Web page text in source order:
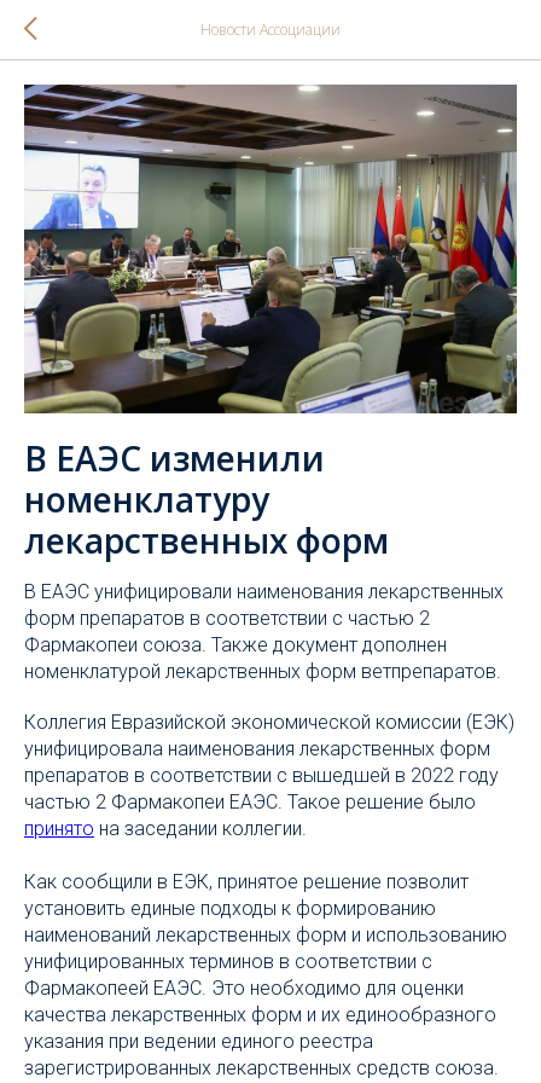
Новости Ассоциации
В ЕАЭС изменили
номенклатуру
лекарственных форм
В ЕАЭС унифицировали наименования лекарственных
форм препаратов в соответствии с частью 2
Фармакопеи союза. Также документ дополнен
номенклатурой лекарственных форм ветпрепаратов.
Коллегия Евразийской экономической комиссии (ЕЭК)
унифицировала наименования лекарственных форм
препаратов в соответствии с вышедшей в 2022 году
частью 2 Фармакопеи ЕАЭС. Такое решение было
принято на заседании коллегии.
Как сообщили в ЕЭК, принятое решение позволит
установить единые подходы к формированию
наименований лекарственных форм и использованию
унифицированных терминов в соответствии с
Фармакопеей ЕАЭС. Это необходимо для оценки
качества лекарственных форм и их единообразного
указания при ведении единого реестра
зарегистрированных лекарственных средств союза.